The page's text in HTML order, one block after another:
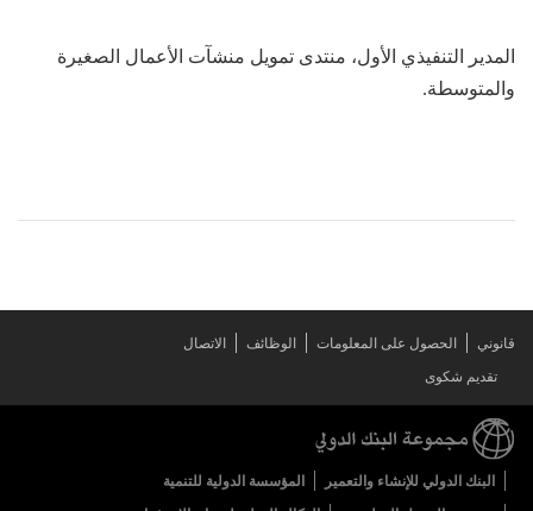
المدير التنفيذي الأول، منتدى تمويل منشآت الأعمال الصغيرة
والمتوسطة.
قانوني الحصول على المعلومات الوظائف
الاتصال
تقديم شكوى
البنك الدولي للإنشاء والتعمير
المؤسسة الدولية للتنمية